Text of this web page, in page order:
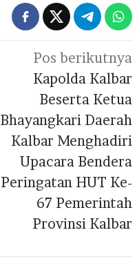
Pos berikutnya
Kapolda Kalbar
Beserta Ketua
Bhayangkari Daerah
Kalbar Menghadiri
Upacara Bendera
Peringatan HUT Ke-
67 Pemerintah
Provinsi Kalbar